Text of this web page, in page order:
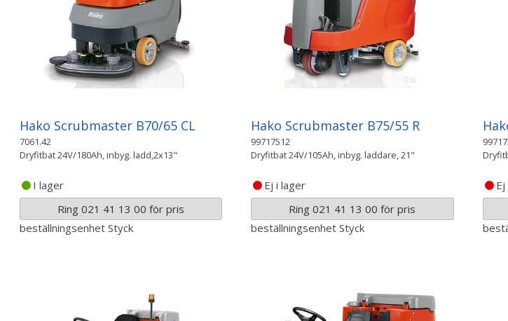
Hako Scrubmaster B70/65 CL
7061.42
Dryfitbat 24V/180Ah, inbyg. ladd,2x13"
I lager
Ring 021 41 13 00 för pris
beställningsenhet Styck
Hako Scrubmaster B75/55 R
99717512
Dryfitbat 24V/105Ah, inbyg. laddare, 21"
Ej i lager
Ring 021 41 13 00 för pris
beställningsenhet Styck